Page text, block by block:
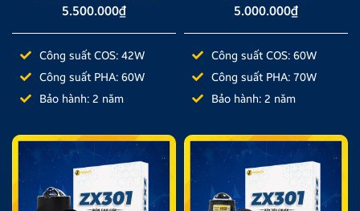
5.500.000₫
Công suất COS: 42W
Công suất PHA: 60W
Bảo hành: 2 năm
5.000.000₫
Công suất COS: 60W
Công suất PHA: 70W
Bảo hành: 2 năm